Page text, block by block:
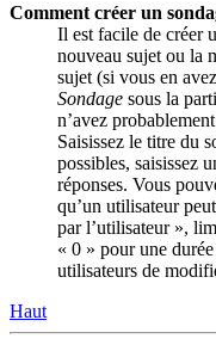
Comment créer un
Il est facile de créer
nouveau sujet ou la
sujet (si vous en
Sondage sous la
n’avez
Saisissez le titre du
possibles, saisissez
réponses. Vous
qu’un utilisateur
par l’utilisateur »,
« 0 » pour une
utilisateurs de
Haut